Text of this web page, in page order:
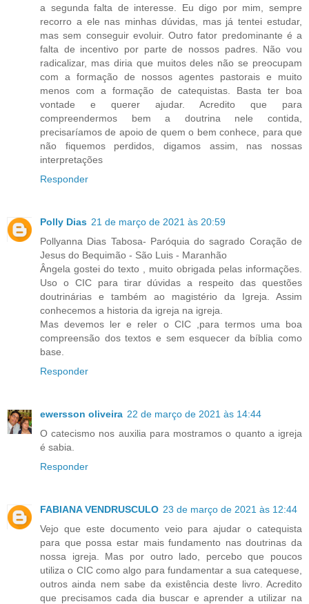
a segunda falta de interesse. Eu digo por mim, sempre
recorro a ele nas minhas dúvidas, mas já tentei estudar,
mas sem conseguir evoluir. Outro fator predominante é a
falta de incentivo por parte de nossos padres. Não vou
radicalizar, mas diria que muitos deles não se preocupam
com a formação de nossos agentes pastorais e muito
menos com a formação de catequistas. Basta ter boa
vontade e querer ajudar. Acredito que para
compreendermos bem a doutrina nele contida,
precisaríamos de apoio de quem o bem conhece, para que
não fiquemos perdidos, digamos assim, nas nossas
interpretações
Responder
Polly Dias 21 de março de 2021 às 20:59
Pollyanna Dias Tabosa- Paróquia do sagrado Coração de
Jesus do Bequimão - São Luis - Maranhão
Ângela gostei do texto , muito obrigada pelas informações.
Uso o CIC para tirar dúvidas a respeito das questões
doutrinárias e também ao magistério da Igreja. Assim
conhecemos a historia da igreja na igreja.
Mas devemos ler e reler o CIC ,para termos uma boa
compreensão dos textos e sem esquecer da bíblia como
base.
Responder
ewersson oliveira 22 de março de 2021 às 14:44
O catecismo nos auxilia para mostramos o quanto a igreja
é sabia.
Responder
FABIANA VENDRUSCULO 23 de março de 2021 às 12:44
Vejo que este documento veio para ajudar o catequista
para que possa estar mais fundamento nas doutrinas da
nossa igreja. Mas por outro lado, percebo que poucos
utiliza o CIC como algo para fundamentar a sua catequese,
outros ainda nem sabe da existência deste livro. Acredito
que precisamos cada dia buscar e aprender a utilizar na